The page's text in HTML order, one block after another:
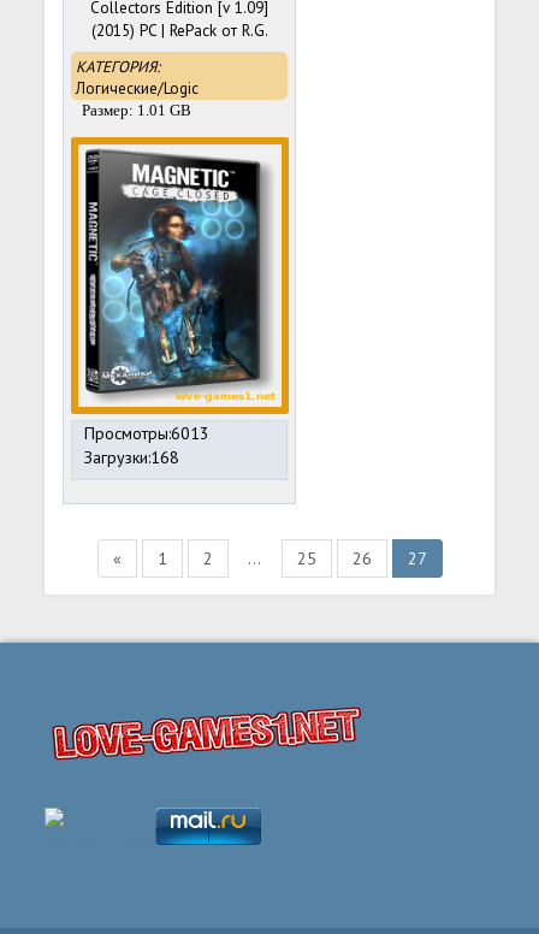
Collectors Edition [v 1.09]
(2015) PC | RePack от R.G.
Механики
КАТЕГОРИЯ:
Логические/Logic
Размер: 1.01 GB
Просмотры:6013
Загрузки:168
« 1 2 ... 25 26 27